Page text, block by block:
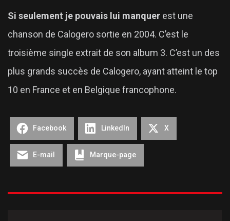
Si seulement je pouvais lui manquer est une
chanson de Calogero sortie en 2004. C’est le
troisième single extrait de son album 3. C’est un des
plus grands succès de Calogero, ayant atteint le top
10 en France et en Belgique francophone.
Facebook LinkedIn X
E-mail Marque-page